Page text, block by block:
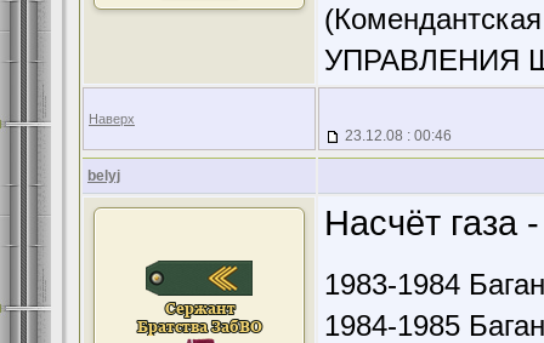
УПРАВЛЕНИЯ
Наверх
23.12.08 : 00:46
belyj
Насчёт газа
1983-1984
1984-1985